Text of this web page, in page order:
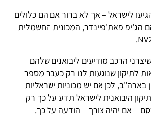
לישראל – אך לא ברור אם הם כלולים
הג'יפ פאת'פיינדר, המכונית החשמלית
הרכב מודיעים ליבואנים שלהם
לתיקון שנוגעות לנו רק כעבר מספר
בארה"ב, לכן אם יש מכוניות ישראליות
היבואנית לישראל תדע על כך רק
– אם יהיה צורך – הודעה על כך.